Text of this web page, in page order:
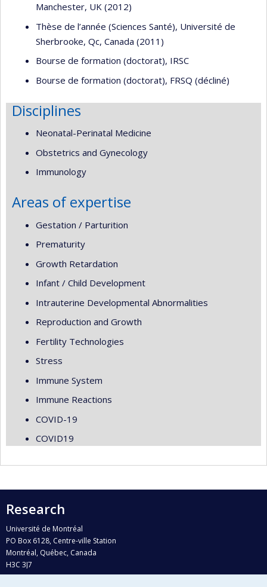
Manchester, UK (2012)
Thèse de l’année (Sciences Santé), Université de
Sherbrooke, Qc, Canada (2011)
Bourse de formation (doctorat), IRSC
Bourse de formation (doctorat), FRSQ (décliné)
Disciplines
Neonatal-Perinatal Medicine
Obstetrics and Gynecology
Immunology
Areas of expertise
Gestation / Parturition
Prematurity
Growth Retardation
Infant / Child Development
Intrauterine Developmental Abnormalities
Reproduction and Growth
Fertility Technologies
Stress
Immune System
Immune Reactions
COVID-19
COVID19
Research
Université de Montréal
PO Box 6128, Centre-ville Station
Montréal, Québec, Canada
H3C 3J7